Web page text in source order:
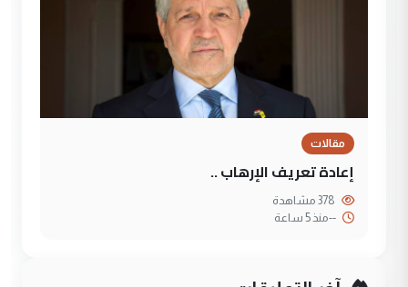
مقالات
إعادة تعريف الإرهاب ..
--منذ 5 ساعة